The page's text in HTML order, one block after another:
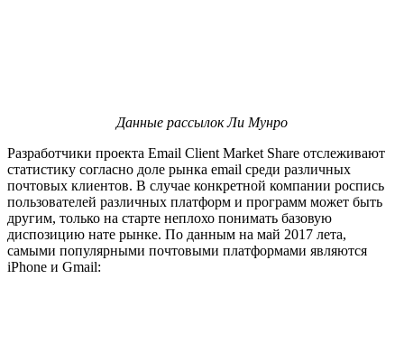
Данные рассылок Ли Мунро
Разработчики проекта Email Client Market Share отслеживают
статистику согласно доле рынка email среди различных
почтовых клиентов. В случае конкретной компании роспись
пользователей различных платформ и программ может быть
другим, только на старте неплохо понимать базовую
диспозицию нате рынке. По данным на май 2017 лета,
cамыми популярными почтовыми платформами являются
iPhone и Gmail: